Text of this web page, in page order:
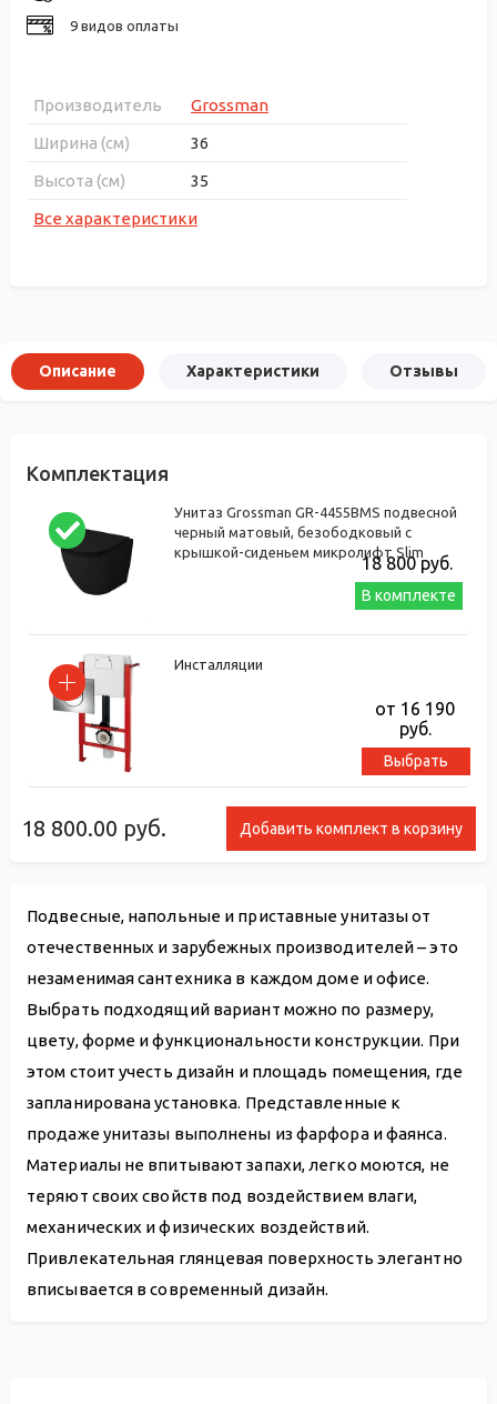
9 видов оплаты
Производитель
Grossman
Ширина (см)
36
Высота (см)
35
Все характеристики
Описание Характеристики Отзывы
Комплектация
18 800.00 руб. Добавить комплект в корзину
Унитаз Grossman GR-4455ВMS подвесной
черный матовый, безободковый с
крышкой-сиденьем микролифт Slim
18 800руб.
В комплекте
Инсталляции
от 16 190
руб.
Выбрать
Подвесные, напольные и приставные унитазы от
отечественных и зарубежных производителей – это
незаменимая сантехника в каждом доме и офисе.
Выбрать подходящий вариант можно по размеру,
цвету, форме и функциональности конструкции. При
этом стоит учесть дизайн и площадь помещения, где
запланирована установка. Представленные к
продаже унитазы выполнены из фарфора и фаянса.
Материалы не впитывают запахи, легко моются, не
теряют своих свойств под воздействием влаги,
механических и физических воздействий.
Привлекательная глянцевая поверхность элегантно
вписывается в современный дизайн.